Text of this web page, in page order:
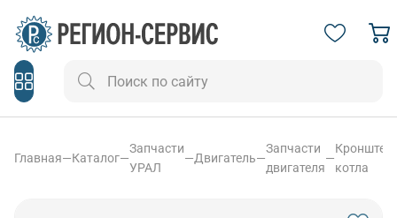
Главная—Каталог—
Запчасти
УРАЛ
—Двигатель—
Запчасти
двигателя
—
котла